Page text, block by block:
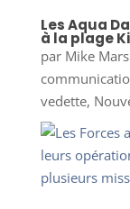
Les Aqua
à la plage
par Mike
vedette,